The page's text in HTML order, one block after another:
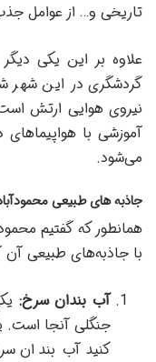
تاریخی و… از عوامل
علاوه بر این یکی
گردشگری در این شهر
نیروی هوایی ارتش
آموزشی با
می‌شود.
جاذبه های طبیعی
همانطور که گفتیم
با جاذبه‌های طبیعی آن
آب بندان سرخ:
جنگلی آنجا است.
کنید آب بندان